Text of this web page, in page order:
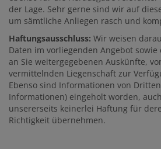
der Lage. Sehr gerne sind wir auf
um sämtliche Anliegen rasch und
Haftungsausschluss: Wir weisen
Daten im vorliegenden Angebot
an Sie weitergegebenen Auskünfte,
vermittelnden Liegenschaft zur
Ebenso sind Informationen von
Informationen) eingeholt worden,
unsererseits keinerlei Haftung für
Richtigkeit übernehmen.